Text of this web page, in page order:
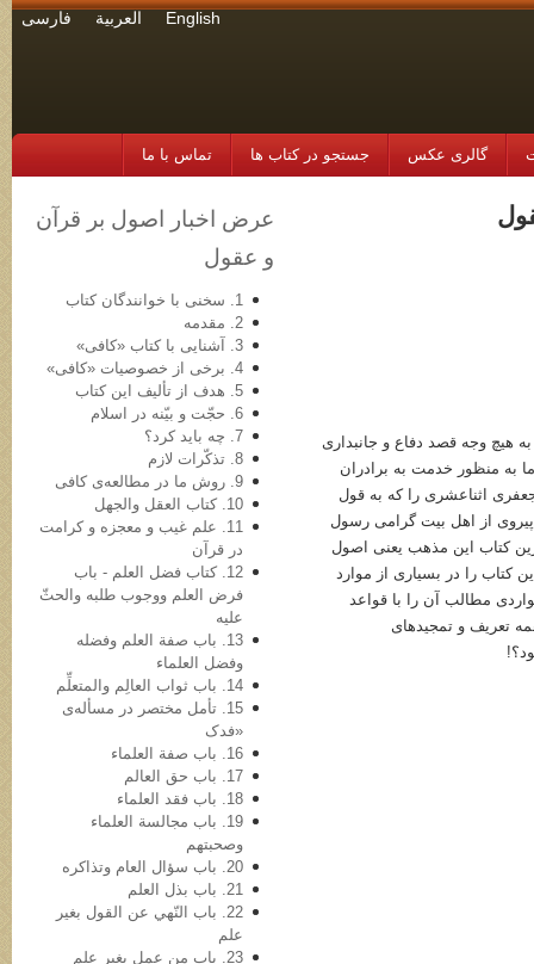
English العربية فارسی
گالری عکس جستجو در کتاب ها تماس با ما
به هیچ وجه قصد دفاع و جانبداری
به منظور خدمت به برادران
اثناعشری را که به قول
از اهل بیت گرامی رسول
کتاب این مذهب یعنی اصول
کتاب را در بسیاری از موارد
مطالب آن را با قواعد
تعریف و تمجیدهای
عرض اخبار اصول بر قرآن
و عقول
1. سخنی با خوانندگان کتاب
2. مقدمه
3. آشنایی با کتاب «کافی»
4. برخی از خصوصیات «کافی»
5. هدف از تألیف این کتاب
6. حجّت و بیّنه در اسلام
7. چه باید کرد؟
8. تذکّرات لازم
9. روش ما در مطالعه‌ی کافی
10. کتاب العقل والجهل
11. علم غیب و معجزه و کرامت
در قرآن
12. کتاب فضل العلم - باب
فرض العلم ووجوب طلبه والحثّ
علیه
13. باب صفة العلم وفضله
وفضل العلماء
14. باب ثواب العالِم والمتعلِّم
15. تأمل مختصر در مسأله‌ی
«فدک
16. باب صفة العلماء
17. باب حق العالم
18. باب فقد العلماء
19. باب مجالسة العلماء
وصحبتهم
20. باب سؤال العام وتذاکره
21. باب بذل العلم
22. باب النّهي عن القول بغیر
علم
23. باب من عمل بغیر علم